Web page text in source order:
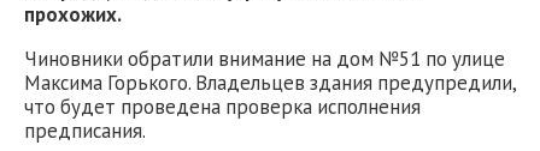
прохожих.
Чиновники обратили внимание на дом №51 по улице
Максима Горького. Владельцев здания предупредили,
что будет проведена проверка исполнения
предписания.